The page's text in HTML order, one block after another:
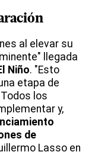
al elevar su
llegada
Niño. "Esto
etapa de
los
y,
de
Lasso en